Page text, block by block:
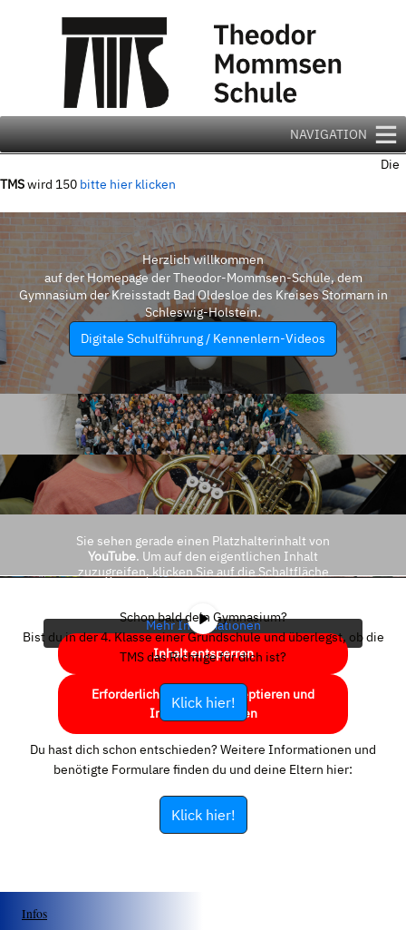
NAVIGATION
Die
TMSwird 150 bitte hier klicken
Herzlich willkommen
auf der Homepage der Theodor-Mommsen-Schule, dem
Gymnasium der Kreisstadt Bad Oldesloe des Kreises Stormarn in
Schleswig-Holstein.
Digitale Schulführung / Kennenlern-Videos
Sie sehen gerade einen Platzhalterinhalt von
YouTube. Um auf den eigentlichen Inhalt
zuzugreifen, klicken Sie auf die Schaltfläche
Mehr Informationen
Inhalt entsperren
Erforderlichen Service akzeptieren und
Inhalte entsperren
Schon bald dein Gymnasium?
Bist du in der 4. Klasse einer Grundschule und überlegst, ob die
TMS das Richtige für dich ist?
Klick hier!
Du hast dich schon entschieden? Weitere Informationen und
benötigte Formulare finden du und deine Eltern hier:
Klick hier!
Infos